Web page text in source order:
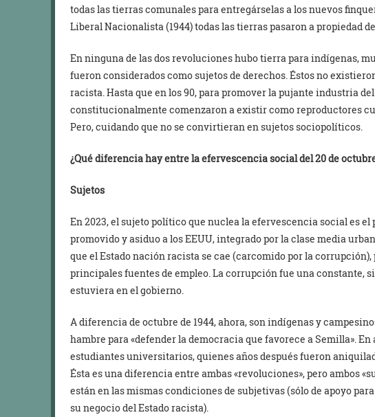
todas las tierras comunales para entregárselas a los nuevos
Liberal Nacionalista (1944) todas las tierras pasaron a propiedad
En ninguna de las dos revoluciones hubo tierra para indígenas,
fueron considerados como sujetos de derechos. Éstos no
racista. Hasta que en los 90, para promover la pujante industria
constitucionalmente comenzaron a existir como reproductores
Pero, cuidando que no se convirtieran en sujetos sociopolíticos.
¿Qué diferencia hay entre la efervescencia social del 20 de octubre
Sujetos
En 2023, el sujeto político que nuclea la efervescencia social es
promovido y asiduo a los EEUU, integrado por la clase media
que el Estado nación racista se cae (carcomido por la corrupción),
principales fuentes de empleo. La corrupción fue una constante,
estuviera en el gobierno.
A diferencia de octubre de 1944, ahora, son indígenas y
hambre para «defender la democracia que favorece a Semilla».
estudiantes universitarios, quienes años después fueron
Ésta es una diferencia entre ambas «revoluciones», pero ambos
están en las mismas condiciones de subjetivas (sólo de apoyo
su negocio del Estado racista).